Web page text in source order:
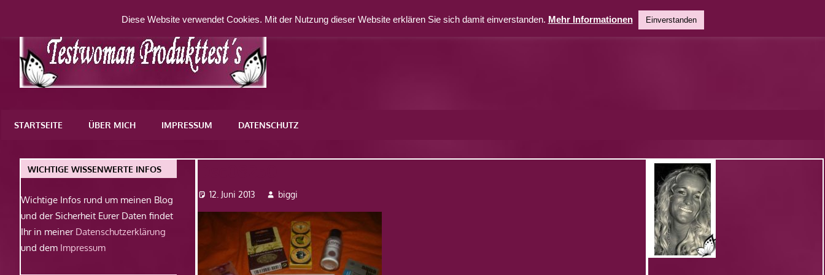
springen
WordPress-
STARTSEITE ÜBER MICH IMPRESSUM DATENSCHUTZ
12. Juni 2013 biggi
WICHTIGE WISSENWERTE INFOS
Wichtige Infos rund um meinen Blog
und der Sicherheit Eurer Daten findet
Ihr in meiner Datenschutzerklärung
und dem Impressum
Diese Website verwendet Cookies. Mit der Nutzung dieser Website erklären Sie sich damit einverstanden. Mehr Informationen Einverstanden